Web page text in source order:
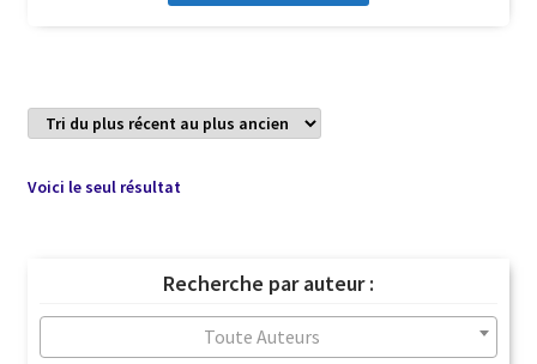
Voici le seul résultat
Recherche par auteur :
Toute Auteurs